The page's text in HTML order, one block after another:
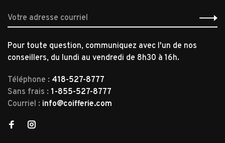
Pour toute question, communiquez avec l'un de nos
conseillers, du lundi au vendredi de 8h30 à 16h.
Téléphone : 418-527-8777
Sans frais : 1-855-527-8777
Courriel : info@coifferie.com